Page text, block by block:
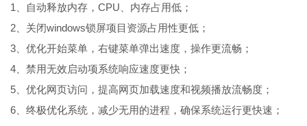
1、自动释放内存，CPU、内存占用低；
2、关闭windows锁屏项目资源占用性更低；
3、优化开始菜单，右键菜单弹出速度，操作更流畅；
4、禁用无效启动项系统响应速度更快；
5、优化网页访问，提高网页加载速度和视频播放流畅度；
6、终极优化系统，减少无用的进程，确保系统运行更快速；